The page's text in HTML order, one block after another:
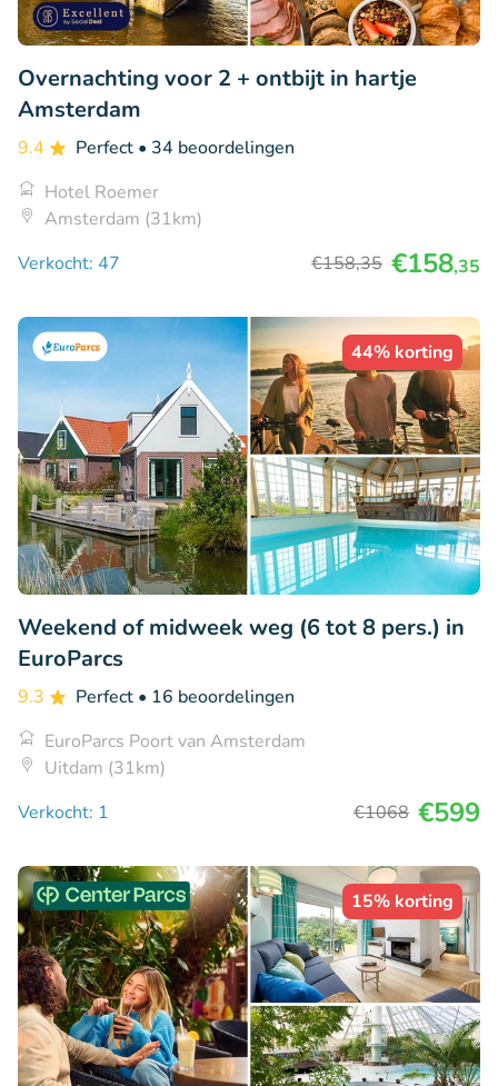
Overnachting voor 2 + ontbijt in hartje
Amsterdam
9.4 Perfect • 34 beoordelingen
Hotel Roemer
Amsterdam (31km)
Verkocht: 47
€158,35 €158,35
44% korting
Weekend of midweek weg (6 tot 8 pers.) in
EuroParcs
9.3 Perfect • 16 beoordelingen
EuroParcs Poort van Amsterdam
Uitdam (31km)
Verkocht: 1
€1068 €599
15% korting